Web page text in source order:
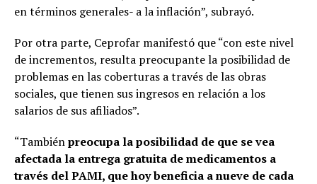
en términos generales- a la inflación”, subrayó.
Por otra parte, Ceprofar manifestó que “con este nivel
de incrementos, resulta preocupante la posibilidad de
problemas en las coberturas a través de las obras
sociales, que tienen sus ingresos en relación a los
salarios de sus afiliados”.
“Tambiénpreocupa la posibilidad de que se vea
afectada la entrega gratuita de medicamentos a
través del PAMI, que hoy beneficia a nueve de cada